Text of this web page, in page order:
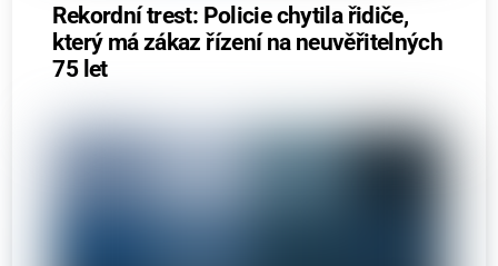
Rekordní trest: Policie chytila řidiče,
který má zákaz řízení na neuvěřitelných
75 let